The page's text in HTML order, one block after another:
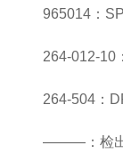
965014：
264-012-10
264-504：
———：检出